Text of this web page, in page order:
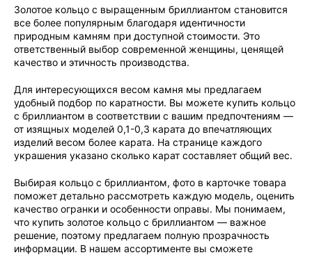
Золотое кольцо с выращенным бриллиантом становится
все более популярным благодаря идентичности
природным камням при доступной стоимости. Это
ответственный выбор современной женщины, ценящей
качество и этичность производства.
Для интересующихся весом камня мы предлагаем
удобный подбор по каратности. Вы можете купить кольцо
с бриллиантом в соответствии с вашим предпочтениям —
от изящных моделей 0,1-0,3 карата до впечатляющих
изделий весом более карата. На странице каждого
украшения указано сколько карат составляет общий вес.
Выбирая кольцо с бриллиантом, фото в карточке товара
поможет детально рассмотреть каждую модель, оценить
качество огранки и особенности оправы. Мы понимаем,
что купить золотое кольцо с бриллиантом — важное
решение, поэтому предлагаем полную прозрачность
информации. В нашем ассортименте вы сможете